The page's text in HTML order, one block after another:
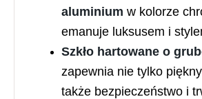
aluminium w kolorze
emanuje luksusem i
Szkło hartowane o
zapewnia nie tylko
także bezpieczeństwo i